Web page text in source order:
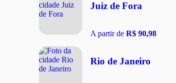
Juiz de Fora
A partir deR$ 90,98
Rio de Janeiro